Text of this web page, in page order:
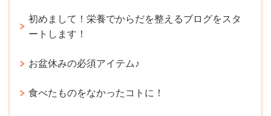
初めまして！栄養でからだを整えるブログをスタ
ートします！
お盆休みの必須アイテム♪
食べたものをなかったコトに！